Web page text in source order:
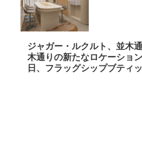
ジャガー・ルクルト、並木
木通りの新たなロケーショ
日、フラッグシップブティ